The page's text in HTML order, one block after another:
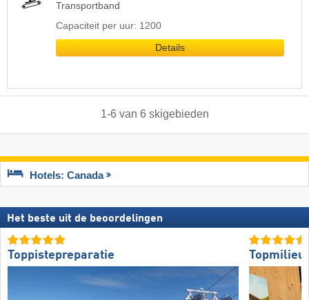
Transportband
Capaciteit per uur: 1200
Details
1-6 van 6 skigebieden
Hotels: Canada
Het beste uit de beoordelingen
Toppistepreparatie